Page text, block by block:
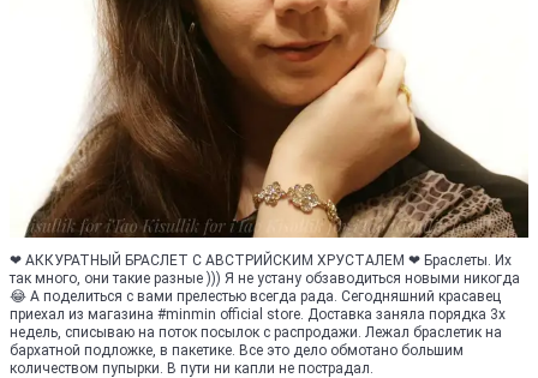
❤ АККУРАТНЫЙ БРАСЛЕТ С АВСТРИЙСКИМ ХРУСТАЛЕМ ❤ Браслеты. Их
так много, они такие разные ))) Я не устану обзаводиться новыми никогда
😂 А поделиться с вами прелестью всегда рада. Сегодняшний красавец
приехал из магазина #minmin official store. Доставка заняла порядка 3х
недель, списываю на поток посылок с распродажи. Лежал браслетик на
бархатной подложке, в пакетике. Все это дело обмотано большим
количеством пупырки. В пути ни капли не пострадал.